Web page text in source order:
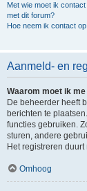
Met wie moet ik
met dit forum?
Hoe neem ik contact
Aanmeld- en
Waarom moet ik
De beheerder heeft
berichten te
functies gebruiken.
sturen, andere
Het registreren
Omhoog